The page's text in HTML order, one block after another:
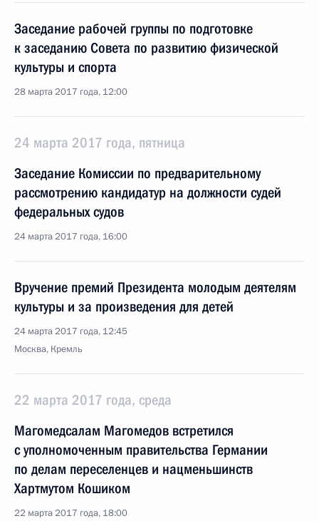
Заседание рабочей группы по подготовке
к заседанию Совета по развитию физической
культуры и спорта
28 марта 2017 года, 12:00
24 марта 2017 года, пятница
Заседание Комиссии по предварительному
рассмотрению кандидатур на должности судей
федеральных судов
24 марта 2017 года, 16:00
Вручение премий Президента молодым деятелям
культуры и за произведения для детей
24 марта 2017 года, 12:45
Москва, Кремль
22 марта 2017 года, среда
Магомедсалам Магомедов встретился
с уполномоченным правительства Германии
по делам переселенцев и нацменьшинств
Хартмутом Кошиком
22 марта 2017 года, 18:00